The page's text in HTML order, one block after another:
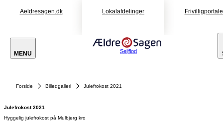
Aeldresagen.dk Lokalafdelinger
MENU Sejlflod
Forside Billedgalleri Julefrokost 2021
Julefrokost 2021
Hyggelig julefrokost på Mulbjerg kro